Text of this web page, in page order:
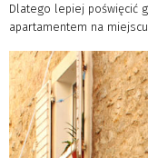
Dlatego lepiej poświęcić
apartamentem na